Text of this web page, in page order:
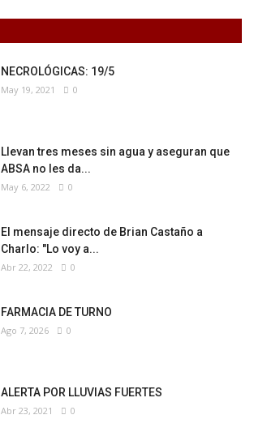
NECROLÓGICAS: 19/5
May 19, 2021 0
Llevan tres meses sin agua y aseguran que
ABSA no les da...
May 6, 2022 0
El mensaje directo de Brian Castaño a
Charlo: "Lo voy a...
Abr 22, 2022 0
FARMACIA DE TURNO
Ago 7, 2026 0
ALERTA POR LLUVIAS FUERTES
Abr 23, 2021 0